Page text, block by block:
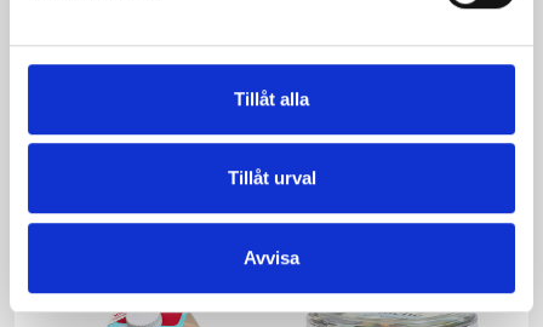
Tillåt alla
Tillåt urval
Avvisa